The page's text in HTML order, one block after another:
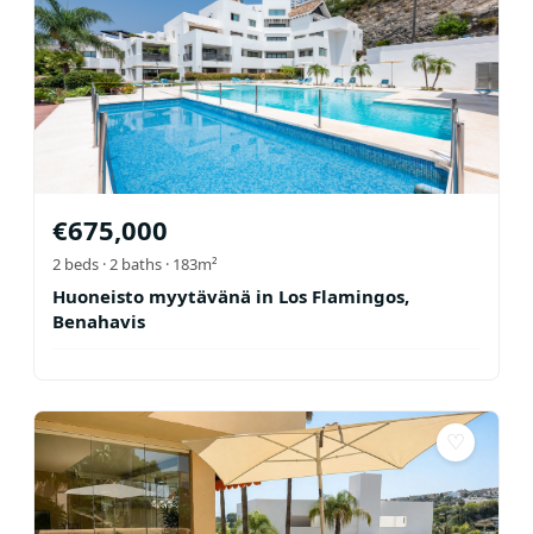
€675,000
2 beds ·2 baths · 183m²
Huoneisto myytävänä in Los Flamingos,
Benahavis
♡